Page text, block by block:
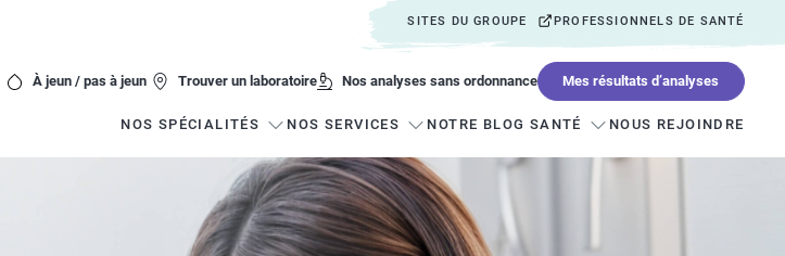
SITES DU GROUPE PROFESSIONNELS DE SANTÉ
À jeun / pas à jeun Trouver un laboratoire Nos analyses sans ordonnance Mes résultats d’analyses
NOS SPÉCIALITÉS NOS SERVICES NOTRE BLOG SANTÉ NOUS REJOINDRE